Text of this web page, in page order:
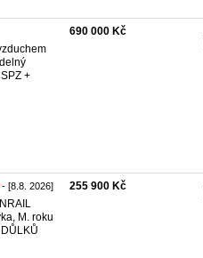
+
690 000 Kč
- [8.8. 2026]
M. roku
255 900 Kč